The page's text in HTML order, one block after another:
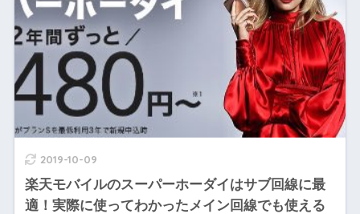
2019-10-09
楽天モバイルのスーパーホーダイはサブ回線に最
適！実際に使ってわかったメイン回線でも使える